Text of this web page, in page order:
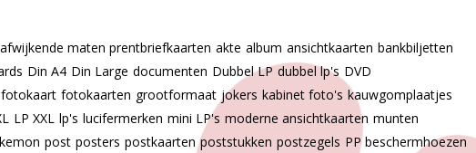
afwijkende maten prentbriefkaarten akte album ansichtkaarten bankbiljetten
Din A4 Din Large documenten Dubbel LP dubbel lp's DVD
fotokaart fotokaarten grootformaat jokers kabinet foto's kauwgomplaatjes
LP XXL lp's lucifermerken mini LP's moderne ansichtkaarten munten
post posters postkaarten poststukken postzegels PP beschermhoezen